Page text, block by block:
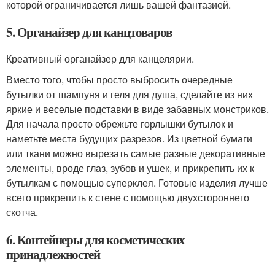
которой ограничивается лишь вашей фантазией.
5. Органайзер для канцтоваров
Креативный органайзер для канцелярии.
Вместо того, чтобы просто выбросить очередные
бутылки от шампуня и геля для душа, сделайте из них
яркие и веселые подставки в виде забавных монстриков.
Для начала просто обрежьте горлышки бутылок и
наметьте места будущих разрезов. Из цветной бумаги
или ткани можно вырезать самые разные декоративные
элементы, вроде глаз, зубов и ушек, и прикрепить их к
бутылкам с помощью суперклея. Готовые изделия лучше
всего прикрепить к стене с помощью двухстороннего
скотча.
6. Контейнеры для косметических
принадлежностей